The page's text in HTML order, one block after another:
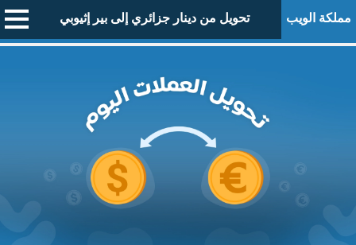
مملكة الويب تحويل من دينار جزائري إلى بير إثيوبي